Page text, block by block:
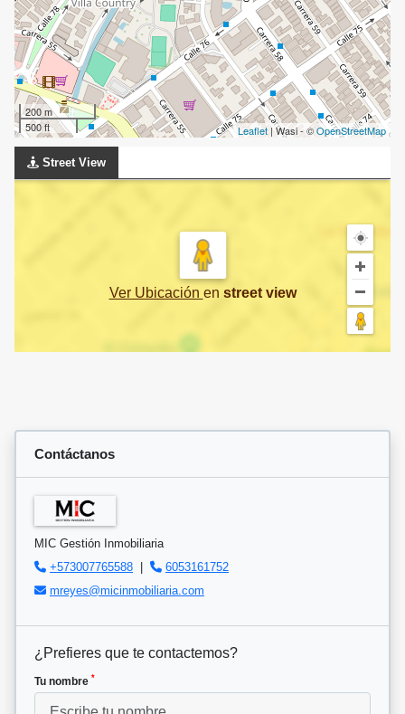
200 m
500 ft
Leaflet | Wasi - ©OpenStreetMap
Street View
Ver Ubicación en street view
Contáctanos
MIC Gestión Inmobiliaria
+573007765588 |
6053161752
mreyes@micinmobiliaria.com
¿Prefieres que te contactemos?
Tu nombre *